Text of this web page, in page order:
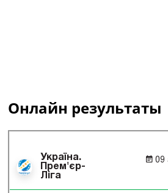
Онлайн результаты